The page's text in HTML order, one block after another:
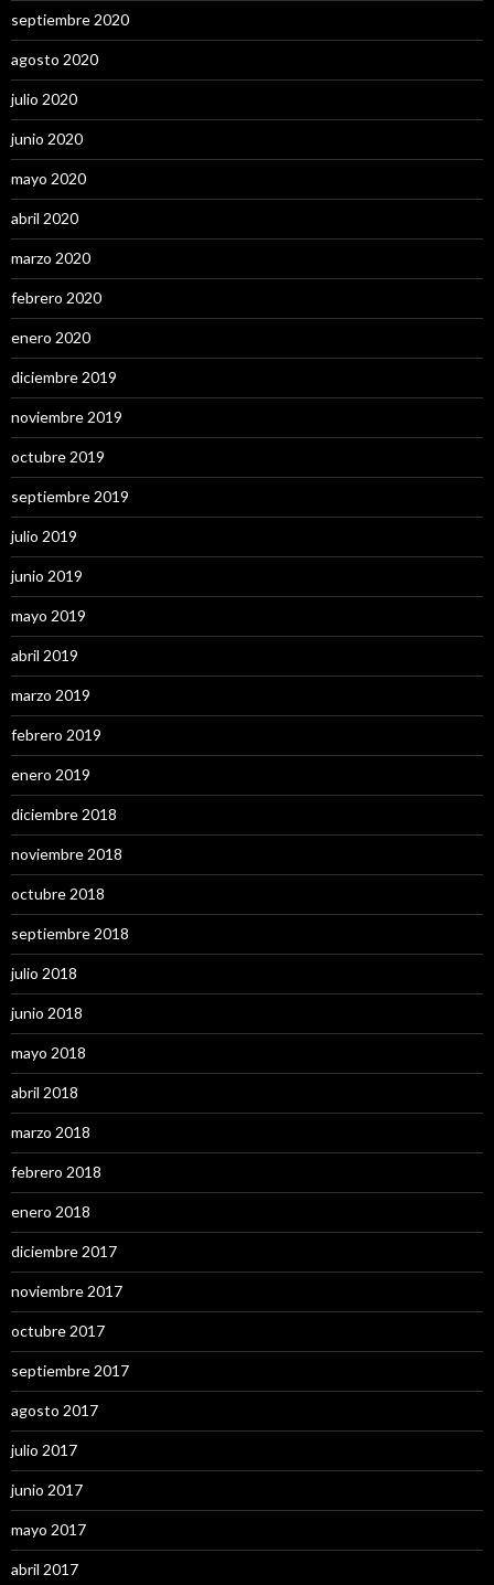
septiembre 2020
agosto 2020
julio 2020
junio 2020
mayo 2020
abril 2020
marzo 2020
febrero 2020
enero 2020
diciembre 2019
noviembre 2019
octubre 2019
septiembre 2019
julio 2019
junio 2019
mayo 2019
abril 2019
marzo 2019
febrero 2019
enero 2019
diciembre 2018
noviembre 2018
octubre 2018
septiembre 2018
julio 2018
junio 2018
mayo 2018
abril 2018
marzo 2018
febrero 2018
enero 2018
diciembre 2017
noviembre 2017
octubre 2017
septiembre 2017
agosto 2017
julio 2017
junio 2017
mayo 2017
abril 2017